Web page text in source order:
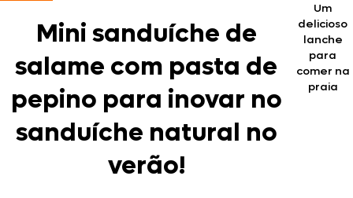
Mini sanduíche de
salame com pasta de
pepino para inovar no
sanduíche natural no
verão!
Um
delicioso
lanche
para
comer na
praia